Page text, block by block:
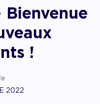
accompagnement
!
2022